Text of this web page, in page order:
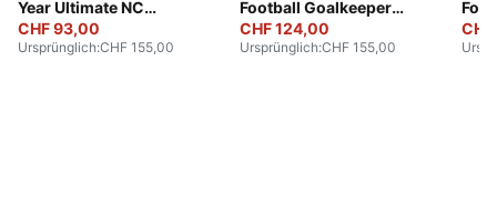
Year Ultimate NC
Goalkeeper Gloves
Unisex
CHF 93,00
Ursprünglich:CHF 155,00
Football Goalkeeper
Gloves
CHF 124,00
Ursprünglich:CHF 155,00